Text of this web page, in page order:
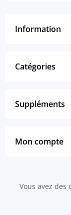
Information
Catégories
Suppléments
Mon compte
Vous avez des